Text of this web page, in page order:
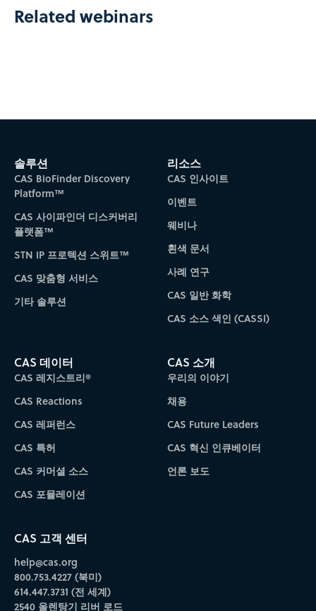
Related webinars
솔루션
CAS BioFinder Discovery
Platform™
CAS 사이파인더 디스커버리
플랫폼™
STN IP 프로텍션 스위트™
CAS 맞춤형 서비스
기타 솔루션
리소스
CAS 인사이트
이벤트
웨비나
흰색 문서
사례 연구
CAS 일반 화학
CAS 소스 색인 (CASSI)
CAS 데이터
CAS 레지스트리®
CAS Reactions
CAS 레퍼런스
CAS 특허
CAS 커머셜 소스
CAS 포뮬레이션
CAS 소개
우리의 이야기
채용
CAS Future Leaders
CAS 혁신 인큐베이터
언론 보도
CAS 고객 센터
help@cas.org
800.753.4227 (북미)
614.447.3731 (전 세계)
2540 올렌탕기 리버 로드